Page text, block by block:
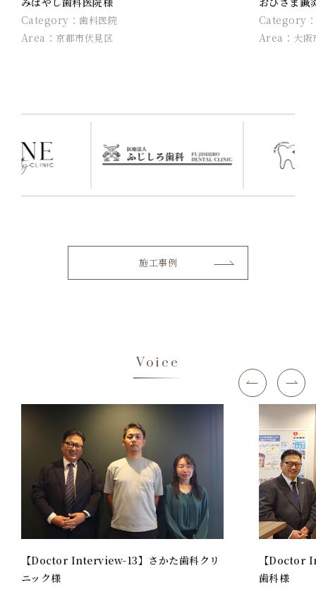
Category：歯科医院
Area：京都市伏見区
Category
Area： 大阪
施工事例
Voice
【Doctor Interview-13】さかた歯科クリ
ニック様
【Doctor
歯科様